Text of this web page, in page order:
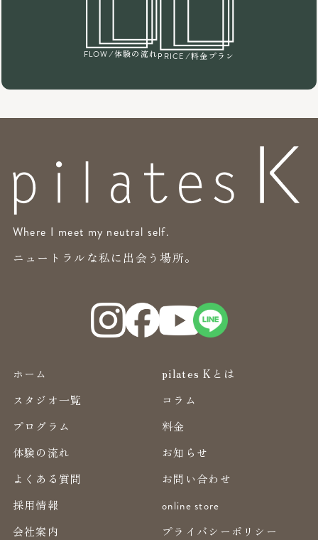
FLOW /体験の流れPRICE /料金プラン
Where I meet my neutral self.
ニュートラルな私に出会う場所。
ホーム
pilates Kとは
スタジオ一覧
コラム
プログラム
料金
体験の流れ
お知らせ
よくある質問
お問い合わせ
採用情報
online store
会社案内
プライバシーポリシー